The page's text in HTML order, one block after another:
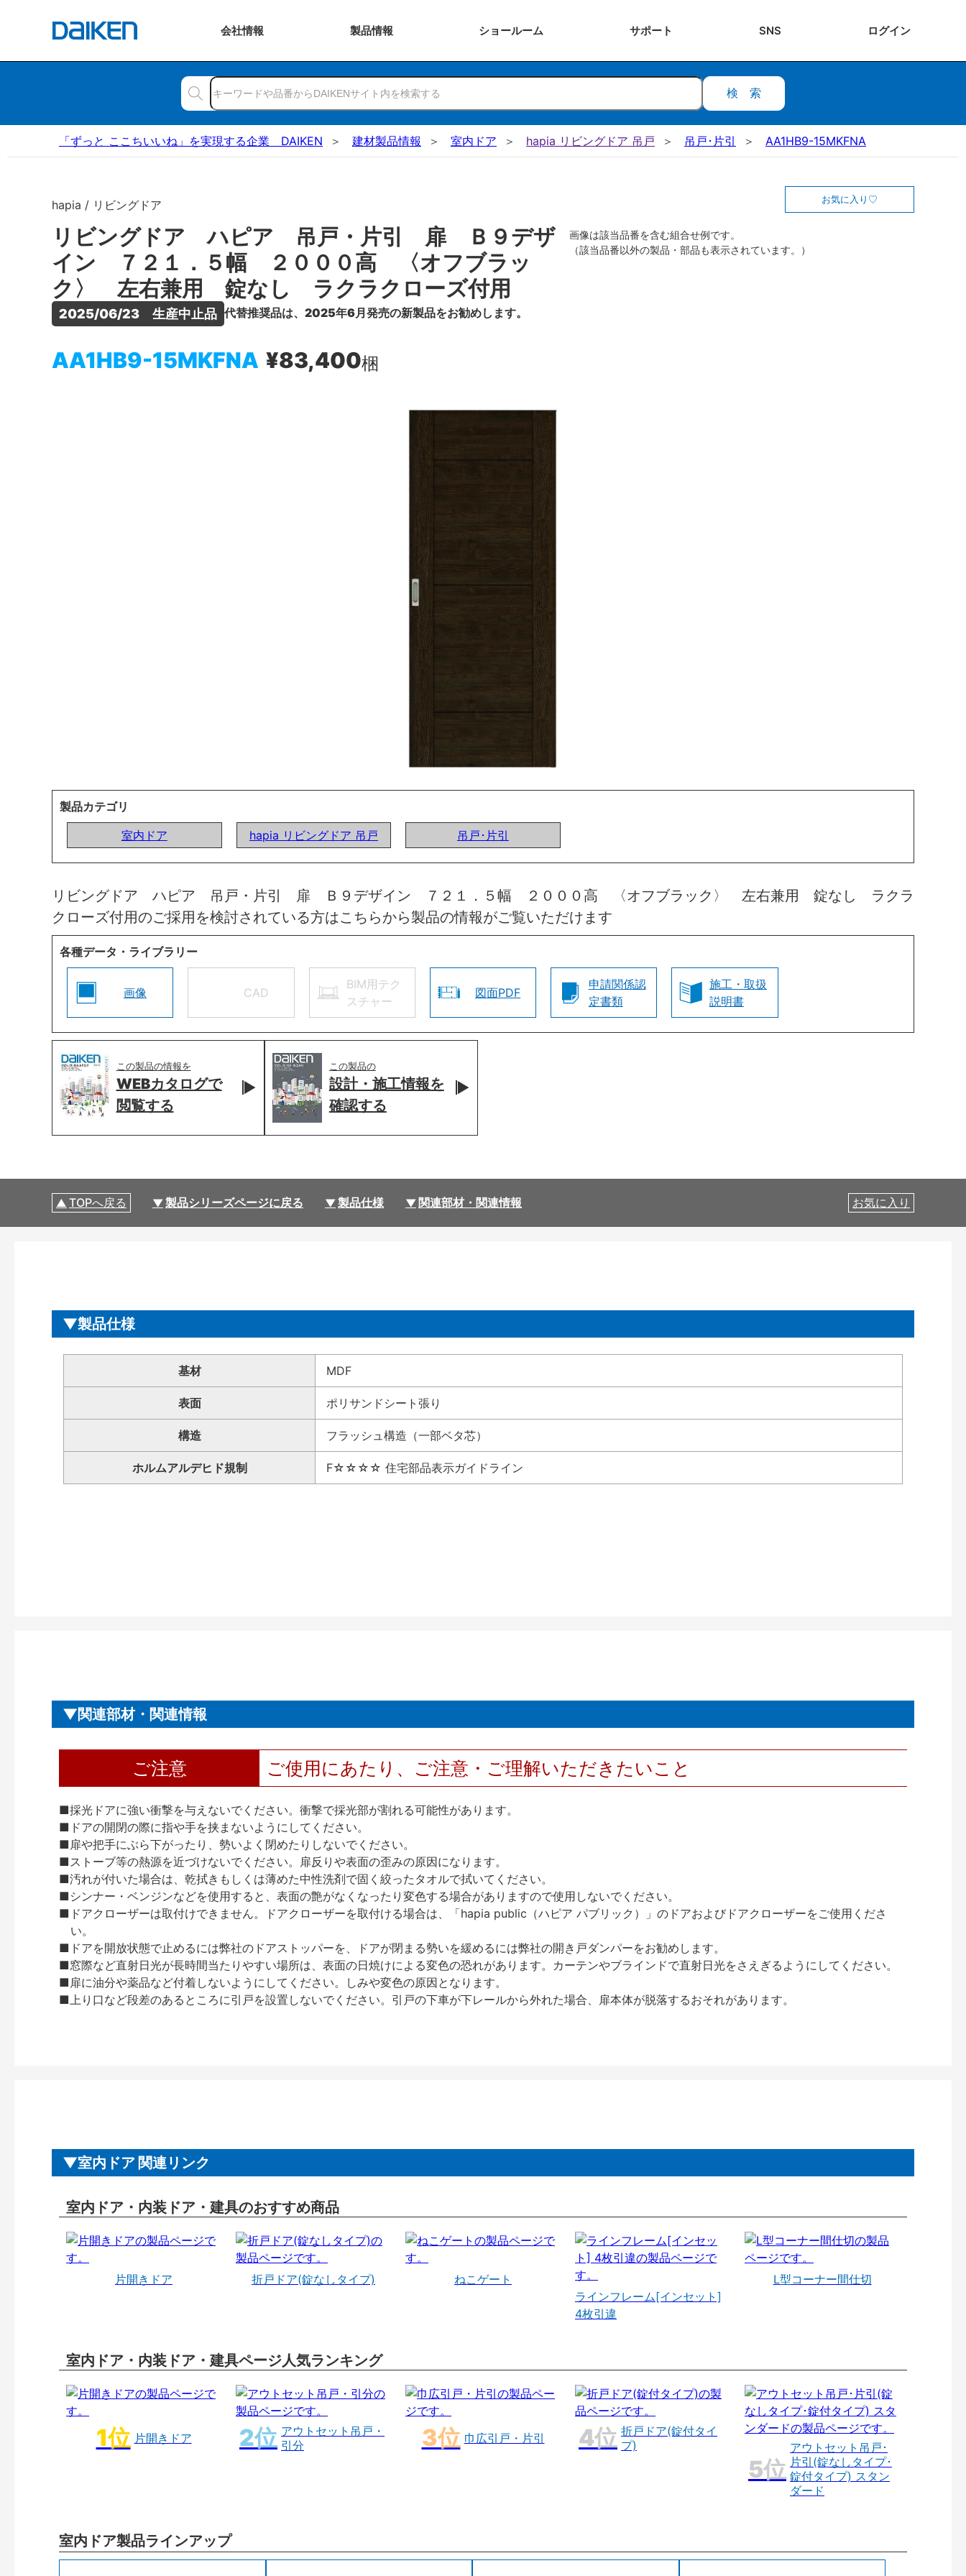
会社情報 製品情報 ショールーム サポート SNS ログイン
検索
「ずっと ここちいいね」を実現する企業 DAIKEN 建材製品情報 室内ドア hapia リビングドア 吊戸 吊戸･片引 AA1HB9-15MKFNA
hapia / リビングドア
リビングドア ハピア 吊戸・片引 扉 Ｂ９デザ
イン ７２１．５幅 ２０００高 〈オフブラッ
ク〉 左右兼用 錠なし ラクラクローズ付用
2025/06/23　生産中止品 代替推奨品は、2025年6月発売の新製品をお勧めします。
AA1HB9-15MKFNA ¥83,400梱
お気に入り
画像は該当品番を含む組合せ例です。
（該当品番以外の製品・部品も表示されています。）
製品カテゴリ
室内ドア
hapia リビングドア 吊戸 吊戸･片引
リビングドア ハピア 吊戸・片引 扉 Ｂ９デザイン ７２１．５幅 ２０００高 〈オフブラック〉 左右兼用 錠なし ラクラ
クローズ付用のご採用を検討されている方はこちらから製品の情報がご覧いただけます
各種データ・ライブラリー
画像 CAD
BIM用テク
スチャー
図面PDF
申請関係認
定書類
施工・取扱
説明書
この製品の情報を
WEBカタログで
閲覧する
この製品の
設計・施工情報を
確認する
TOPへ戻る 製品シリーズページに戻る 製品仕様 関連部材・関連情報 お気に入り
製品仕様
基材 MDF
表面 ポリサンドシート張り
構造 フラッシュ構造（一部ベタ芯）
ホルムアルデヒド規制 F☆☆☆☆ 住宅部品表示ガイドライン
関連部材・関連情報
ご注意 ご使用にあたり、ご注意・ご理解いただきたいこと
■採光ドアに強い衝撃を与えないでください。衝撃で採光部が割れる可能性があります。
■ドアの開閉の際に指や手を挟まないようにしてください。
■扉や把手にぶら下がったり、勢いよく閉めたりしないでください。
■ストーブ等の熱源を近づけないでください。扉反りや表面の歪みの原因になります。
■汚れが付いた場合は、乾拭きもしくは薄めた中性洗剤で固く絞ったタオルで拭いてください。
■シンナー・ベンジンなどを使用すると、表面の艶がなくなったり変色する場合がありますので使用しないでください。
■ドアクローザーは取付けできません。ドアクローザーを取付ける場合は、「hapia public（ハピア パブリック）」のドアおよびドアクローザーをご使用くださ
い。
■ドアを開放状態で止めるには弊社のドアストッパーを、ドアが閉まる勢いを緩めるには弊社の開き戸ダンパーをお勧めします。
■窓際など直射日光が長時間当たりやすい場所は、表面の日焼けによる変色の恐れがあります。カーテンやブラインドで直射日光をさえぎるようにしてください。
■扉に油分や薬品など付着しないようにしてください。しみや変色の原因となります。
■上り口など段差のあるところに引戸を設置しないでください。引戸の下車が下レールから外れた場合、扉本体が脱落するおそれがあります。
室内ドア 関連リンク
室内ドア・内装ドア・建具のおすすめ商品
片開きドア 折戸ドア(錠なしタイプ)
ねこゲート
ラインフレーム[インセット]
4枚引違
L型コーナー間仕切
室内ドア・内装ドア・建具ページ人気ランキング
片開きドア
アウトセット吊戸・
引分
巾広引戸・片引
折戸ドア(錠付タイ
プ)
アウトセット吊戸･
片引(錠なしタイプ･
錠付タイプ) スタン
ダード
室内ドア製品ラインアップ